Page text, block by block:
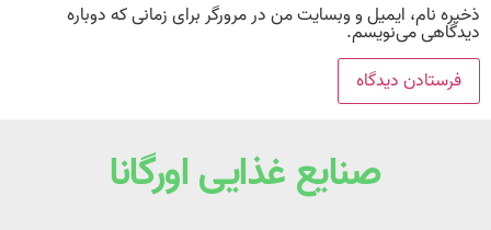
ذخیره نام، ایمیل و وبسایت من در مرورگر برای زمانی که دوباره
دیدگاهی می‌نویسم.
صنایع غذایی اورگانا